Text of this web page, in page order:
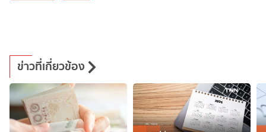
ข่าวที่เกี่ยวข้อง